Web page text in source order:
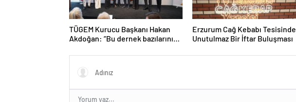
TÜGEM Kurucu Başkanı Hakan
Akdoğan: “Bu dernek bazılarını
şaşmadık”
Erzurum Cağ Kebabı Tesisinde
Unutulmaz Bir İftar Buluşması